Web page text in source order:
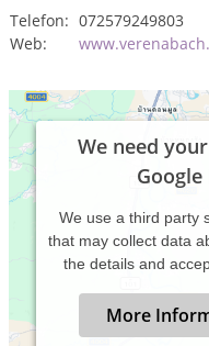
Telefon: 072579249803
Web:
We need
We use a third party
that may collect data
the details and
More